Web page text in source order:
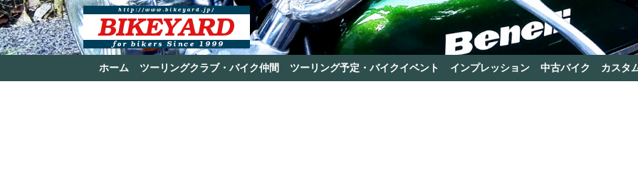
ホーム ツーリングクラブ・バイク仲間 ツーリング予定・バイクイベント インプレッション 中古バイク カスタ